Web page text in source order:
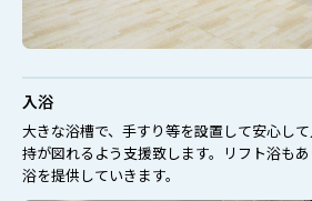
入浴
大きな浴槽で、手すり等を設置して安心し
持が図れるよう支援致します。 リフト浴も
浴を提供していきます。